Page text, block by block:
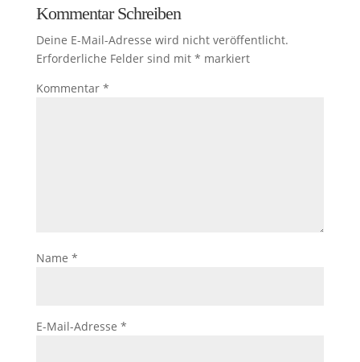
Kommentar Schreiben
Deine E-Mail-Adresse wird nicht veröffentlicht.
Erforderliche Felder sind mit * markiert
Kommentar *
Name *
E-Mail-Adresse *